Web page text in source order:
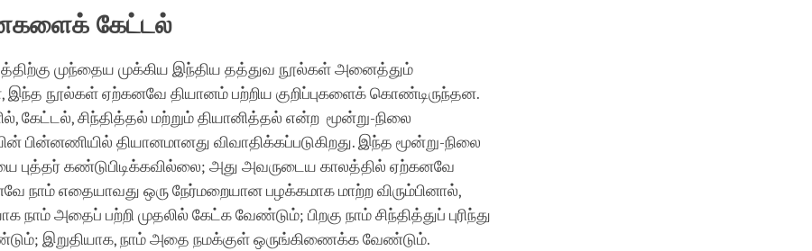
கேட்டல்
முந்தைய முக்கிய இந்திய தத்துவ நூல்கள் அனைத்தும்
இந்த நூல்கள் ஏற்கனவே தியானம் பற்றிய குறிப்புகளைக் கொண்டிருந்தன.
கேட்டல், சிந்தித்தல் மற்றும் தியானித்தல் என்ற மூன்று-நிலை
பின்னணியில் தியானமானது விவாதிக்கப்படுகிறது. இந்த மூன்று-நிலை
புத்தர் கண்டுபிடிக்கவில்லை; அது அவருடைய காலத்தில் ஏற்கனவே
நாம் எதையாவது ஒரு நேர்மறையான பழக்கமாக மாற்ற விரும்பினால்,
நாம் அதைப் பற்றி முதலில் கேட்க வேண்டும்; பிறகு நாம் சிந்தித்துப் புரிந்து
இறுதியாக, நாம் அதை நமக்குள் ஒருங்கிணைக்க வேண்டும்.